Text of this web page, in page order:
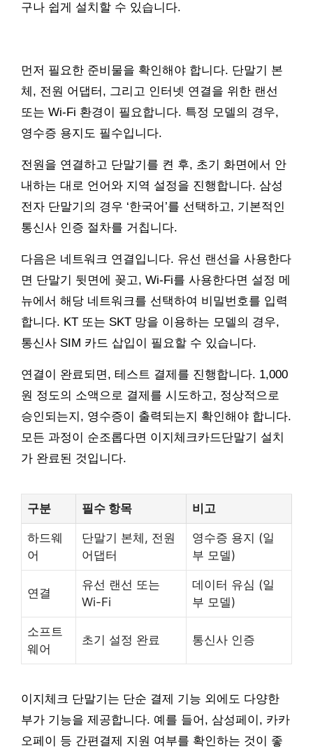
구나 쉽게 설치할 수 있습니다.
먼저 필요한 준비물을 확인해야 합니다. 단말기 본
체, 전원 어댑터, 그리고 인터넷 연결을 위한 랜선
또는 Wi-Fi 환경이 필요합니다. 특정 모델의 경우,
영수증 용지도 필수입니다.
전원을 연결하고 단말기를 켠 후, 초기 화면에서 안
내하는 대로 언어와 지역 설정을 진행합니다. 삼성
전자 단말기의 경우 ‘한국어’를 선택하고, 기본적인
통신사 인증 절차를 거칩니다.
다음은 네트워크 연결입니다. 유선 랜선을 사용한다
면 단말기 뒷면에 꽂고, Wi-Fi를 사용한다면 설정 메
뉴에서 해당 네트워크를 선택하여 비밀번호를 입력
합니다. KT 또는 SKT 망을 이용하는 모델의 경우,
통신사 SIM 카드 삽입이 필요할 수 있습니다.
연결이 완료되면, 테스트 결제를 진행합니다. 1,000
원 정도의 소액으로 결제를 시도하고, 정상적으로
승인되는지, 영수증이 출력되는지 확인해야 합니다.
모든 과정이 순조롭다면 이지체크카드단말기 설치
가 완료된 것입니다.
구분 필수 항목 비고
하드웨
어
단말기 본체, 전원
어댑터
영수증 용지 (일
부 모델)
연결
유선 랜선 또는
Wi-Fi
데이터 유심 (일
부 모델)
소프트
웨어
초기 설정 완료 통신사 인증
이지체크 단말기는 단순 결제 기능 외에도 다양한
부가 기능을 제공합니다. 예를 들어, 삼성페이, 카카
오페이 등 간편결제 지원 여부를 확인하는 것이 좋